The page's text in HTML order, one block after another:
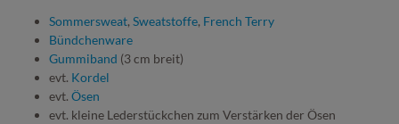
Sommersweat, Sweatstoffe, French Terry
Bündchenware
Gummiband (3 cm breit)
evt. Kordel
evt. Ösen
evt. kleine Lederstückchen zum Verstärken der Ösen